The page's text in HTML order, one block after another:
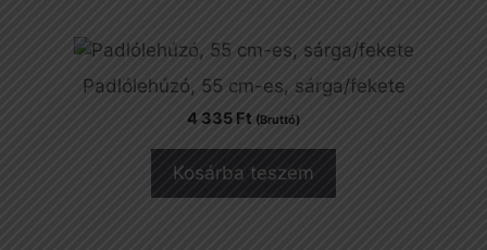
Padlólehúzó, 55 cm-es, sárga/fekete
4 335 Ft (Bruttó)
Kosárba teszem